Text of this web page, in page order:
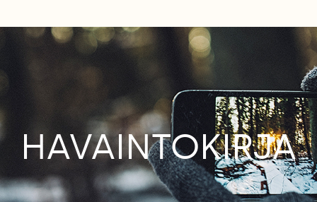
HAVAINTOKIRJA